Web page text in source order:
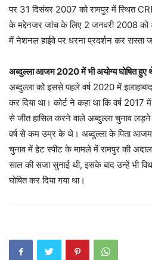
पर 31 दिसंबर 2007 को रामपुर में स्थित
के मद्देनजर जांच के लिए 2 जनवरी 2008 को
में नेशनल हाईवे पर धरना प्रदर्शन कर रास्ता
अब्दुल्ला आजम 2020 में भी अयोग्य घोषित हुए
अब्दुल्ला को इससे पहले वर्ष 2020 में
कर दिया था। कोर्ट ने कहा था कि वर्ष 2017
से जीत हासिल करने वाले अब्दुल्ला चुनाव
वर्ष से कम उम्र के थे। अब्दुल्ला के पिता
चुनाव में हेट स्पीट के मामले में रामपुर की
साल की सजा सुनाई थी, इसके बाद उन्हें भी
घोषित कर दिया गया था।